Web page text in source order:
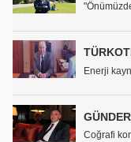
Enerji